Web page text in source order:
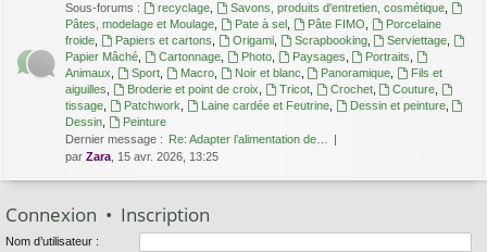
Sous-forums :
recyclage, Savons, produits d'entretien, cosmétique,
Pâtes, modelage et Moulage
Pate à sel, Pâte FIMO
Porcelaine
froide
Papiers et cartons Origami, Scrapbooking, Serviettage
Papier Mâché
Cartonnage, Photo, Paysages Portraits
Animaux
Sport, Macro, Noir et blanc Panoramique
Fils et
aiguilles
Broderie et point de croix Tricot, Crochet, Couture
tissage
Patchwork Laine cardée et Feutrine, Dessin et peinture,
Dessin
Peinture
Dernier message : Re: Adapter l’alimentation de…
par Zara , 15 avr. 2026, 13:25
Connexion • Inscription
Nom d’utilisateur :